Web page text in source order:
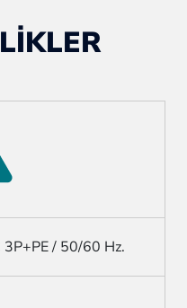
/ 50/60 Hz.